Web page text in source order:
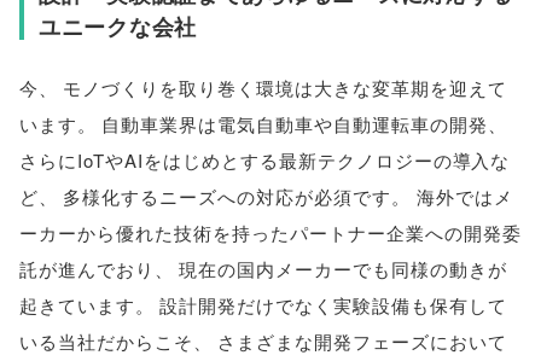
ユニークな会社
今
モノづくりを取り巻く環境は大きな変革期を迎えて
います。 自動車業界は電気自動車や自動運転車の開発
さらにIoTやAIをはじめとする最新テクノロジーの導入な
ど
多様化するニーズへの対応が必須です。
海外ではメ
ーカーから優れた技術を持ったパートナー企業への開発委
託が進んでおり
現在の国内メーカーでも同様の動きが
起きています。
設計開発だけでなく実験設備も保有して
いる当社だからこそ
さまざまな開発フェーズにおいて